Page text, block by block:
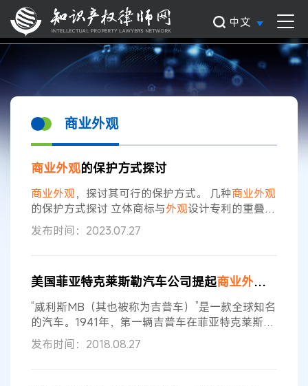
中文
商业外观
商业外观的保护方式探讨
商业外观，探讨其可行的保护方式。 几种商业外观
的保护方式探讨 立体商标与外观设计专利的重叠部
分 立体商标与外观设计专利保护存在重叠的部分，
大致可以分为以下三种形式。 第一种，与指定的商
M型标志、米其林的“轮胎人”形象等。纯粹的标志
或形象无法获得外观设计专利保护，如果申请人觉
得该种商业 外观可能在某一种商品上被他
发布时间：2023.07.27
美国菲亚特克莱斯勒汽车公司提起商业外观
“威利斯MB（其也被称为吉普车）”是一款全球知名
的汽车。1941年，第一辆吉普车在菲亚特克莱斯勒
汽车公司（FCA）的工厂中问世。 不过，FCA最近
向美国国际贸易委员会（ITC）提起了诉讼，要求
发布时间：2018.08.27